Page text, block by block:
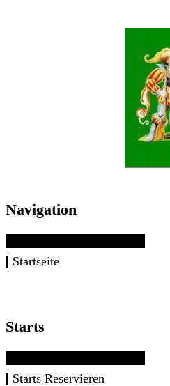
Navigation
Startseite
Starts
Starts Reservieren